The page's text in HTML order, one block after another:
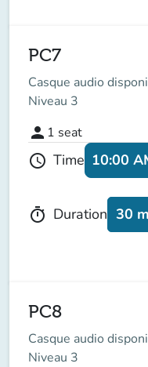
PC7
Casque audio
Niveau 3
person 1 seat
schedule Time 10:00
timer Duration 30
PC8
Casque audio
Niveau 3